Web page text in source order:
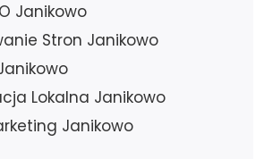
Janikowo
Stron Janikowo
Lokalna Janikowo
Janikowo